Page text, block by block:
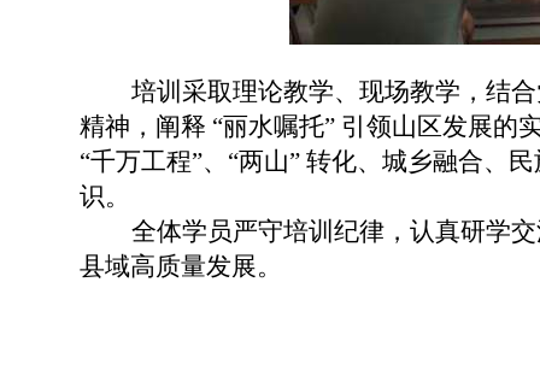
培训采取理论教学、现场教学，结
精神，阐释 “丽水嘱托” 引领山区发展的
“千万工程”、“两山” 转化、城乡融合、
识。
全体学员严守培训纪律，认真研学
县域高质量发展。